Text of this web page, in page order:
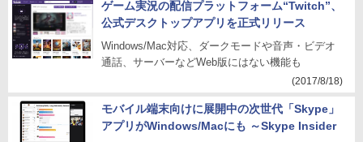
ゲーム実況の配信プラットフォーム“Twitch”、
公式デスクトップアプリを正式リリース
Windows/Mac対応、ダークモードや音声・ビデオ
通話、サーバーなどWeb版にはない機能も
(2017/8/18)
モバイル端末向けに展開中の次世代「Skype」
アプリがWindows/Macにも ～Skype Insider